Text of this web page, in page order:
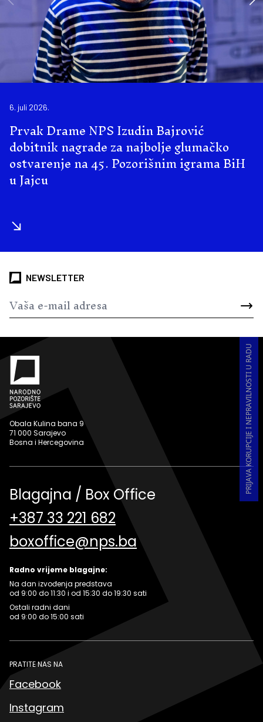
6. juli 2026.
Prvak Drame NPS Izudin Bajrović
dobitnik nagrade za najbolje glumačko
ostvarenje na 45. Pozorišnim igrama BiH
u Jajcu
NEWSLETTER
PRIJAVA KORUPCIJE I NEPRAVILNOSTI U RADU
Obala Kulina bana 9
71 000 Sarajevo
Bosna i Hercegovina
Blagajna / Box Office
+387 33 221 682
boxoffice@nps.ba
Radno vrijeme blagajne:
Na dan izvođenja predstava
od 9:00 do 11:30 i od 15:30 do 19:30 sati
Ostali radni dani
od 9:00 do 15:00 sati
PRATITE NAS NA
Facebook
Instagram